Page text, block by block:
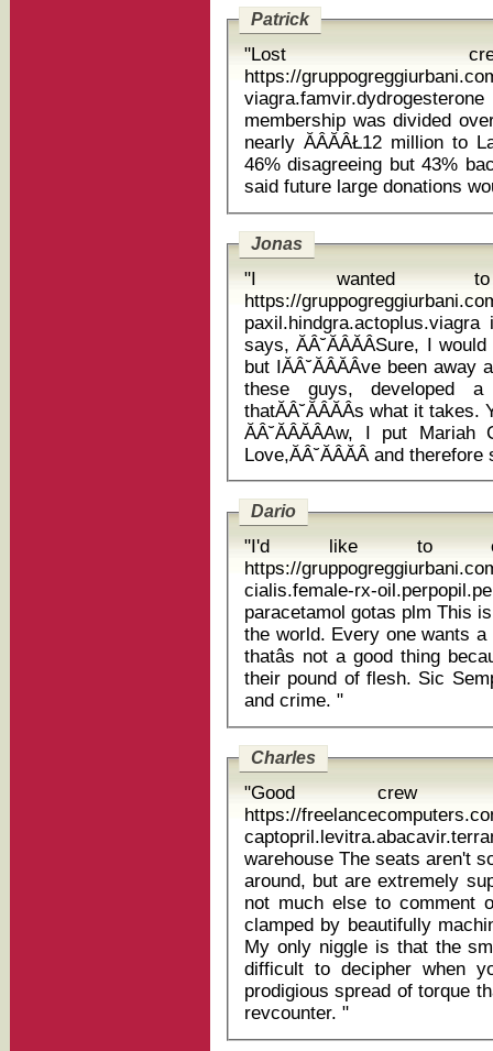
Patrick
"Lost
https://
viagra.famvir.dydrogesterone
membership was divided
nearly ĂÂĂÂŁ12 million
46% disagreeing but 43%
Jonas
"I wanted
https://
paxil.hindgra.actoplus.viagra
says, ĂÂ˘ĂÂĂÂSure, I
but IĂÂ˘ĂÂĂÂve been
these guys, developed
thatĂÂ˘ĂÂĂÂs what it
ĂÂ˘ĂÂĂÂAw, I put
Dario
"I'd like to
https://
cialis.female-rx-
paracetamol gotas plm This is truly one of the most popular banks in
the world. Every one wants
thatâs not a good thing
their pound of flesh. Sic
and crime. "
Charles
"Good
https://
warehouse The seats aren't so heavily bolstered that you can't move
around, but are extremely
not much else to comment
clamped by beautifully
My only niggle is that the
difficult to decipher when
prodigious spread of torque
revcounter. "